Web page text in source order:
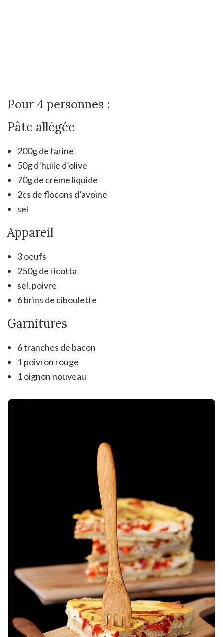
Pour 4 personnes :
Pâte allégée
200g de farine
50g d’huile d’olive
70g de crème liquide
2cs de flocons d’avoine
sel
Appareil
3 oeufs
250g de ricotta
sel, poivre
6 brins de ciboulette
Garnitures
6 tranches de bacon
1 poivron rouge
1 oignon nouveau